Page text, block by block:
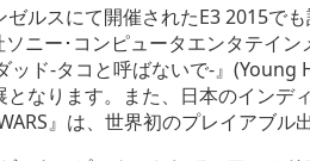
ゼルスにて開催されたE3 2015
ニー･コンピュータエンタテイ
ッド‐タコと呼ばないで-』
なります。また、日本のイン
』は、世界初のプレイアブル